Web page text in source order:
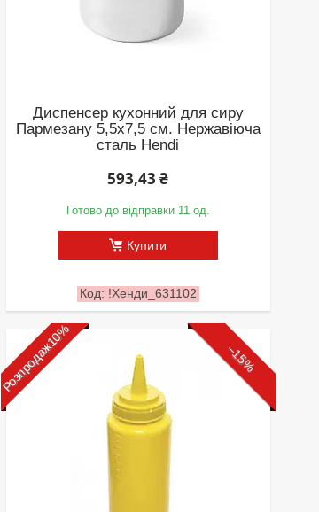
Диспенсер кухонний для сиру
Пармезану 5,5х7,5 см. Нержавіюча
сталь Hendi
593,43 ₴
Готово до відправки 11 од.
Купити
!Хенди_631102
Розпродаж10% –15%